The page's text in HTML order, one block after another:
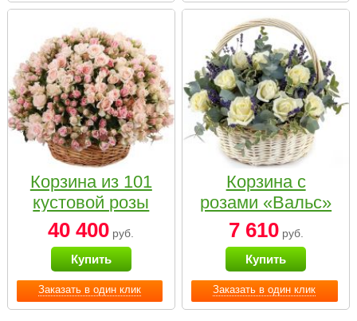
Заказать в один клик
Корзина из 101
кустовой розы
нежных тонов
40 400 руб.
Купить
Заказать в один клик
Корзина с
розами «Вальс»
7 610руб.
Купить